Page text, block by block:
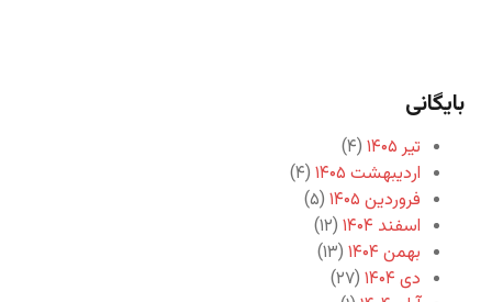
بایگانی
تیر ۱۴۰۵
(۴)
اردیبهشت ۱۴۰۵
(۴)
فروردین ۱۴۰۵
(۵)
اسفند ۱۴۰۴
(۱۲)
بهمن ۱۴۰۴
(۱۳)
دی ۱۴۰۴
(۲۷)